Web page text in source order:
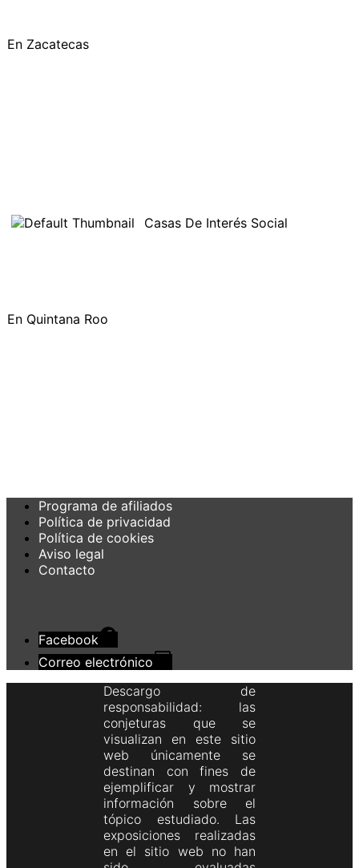
En Zacatecas
Casas De Interés Social
En Quintana Roo
Programa de afiliados
Política de privacidad
Política de cookies
Aviso legal
Contacto
Facebook
Correo electrónico
Descargo de
responsabilidad: las
conjeturas que se
visualizan en este sitio
web únicamente se
destinan con fines de
ejemplificar y mostrar
información sobre el
tópico estudiado. Las
exposiciones realizadas
en el sitio web no han